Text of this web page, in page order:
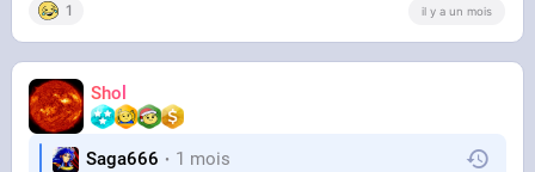
1 il y a un mois
Shol
Saga666 1 mois